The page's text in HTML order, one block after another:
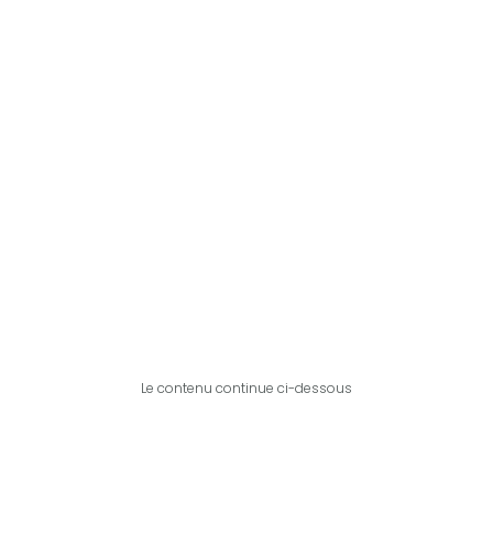
Le contenu continue ci-dessous